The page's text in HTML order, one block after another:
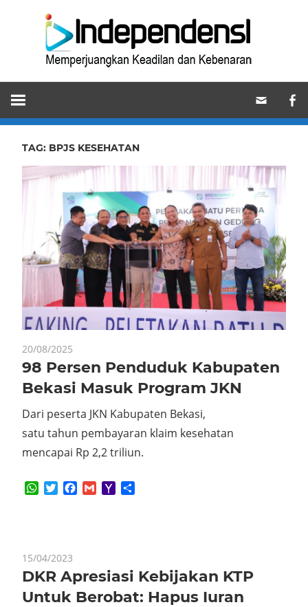
Memperjuangkan
Keadilan
dan
Kebenaran
TAG: BPJS KESEHATAN
20/08/2025
98 Persen Penduduk Kabupaten
Bekasi Masuk Program JKN
Dari peserta JKN Kabupaten Bekasi,
satu tahun pembayaran klaim kesehatan
mencapai Rp 2,2 triliun.
WhatsApp
TwitterFacebook
GmailYahoo
15/04/2023
DKR Apresiasi Kebijakan KTP
Untuk Berobat: Hapus Iuran